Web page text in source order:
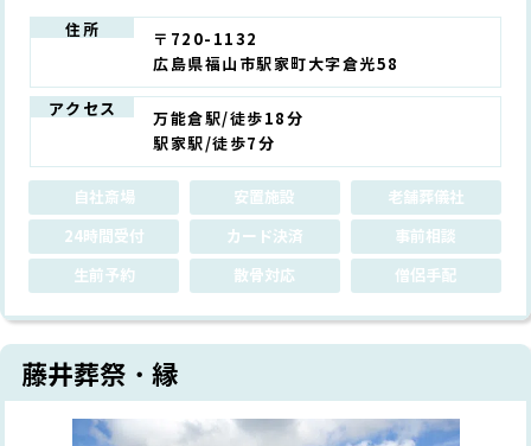
住所
〒720-1132
広島県福山市駅家町大字倉光58
アクセス
万能倉駅/徒歩18分
駅家駅/徒歩7分
自社斎場 安置施設
老舗葬儀社
24時間受付
カード決済
事前相談
生前予約
散骨対応 僧侶手配
藤井葬祭・縁